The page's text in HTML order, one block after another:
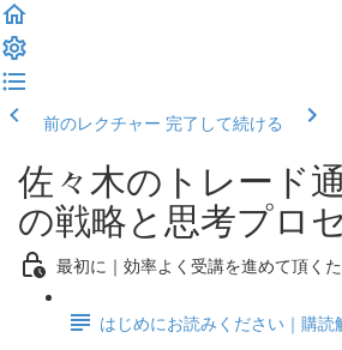
前のレクチャー 完了して続ける
佐々木のトレード
の戦略と思考プロ
最初に｜効率よく受講を進めて頂く
はじめにお読みください｜購読